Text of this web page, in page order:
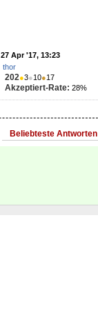
27 Apr '17, 13:23
thor
202●3●10●17
Akzeptiert-Rate: 28%
Beliebteste Antworten